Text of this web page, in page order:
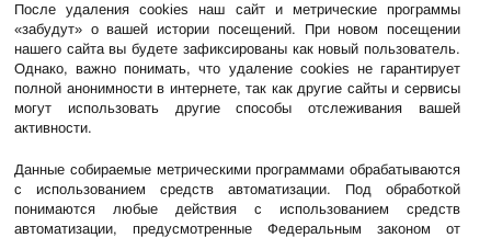
После удаления cookies наш сайт и метрические программы
«забудут» о вашей истории посещений. При новом посещении
нашего сайта вы будете зафиксированы как новый пользователь.
Однако, важно понимать, что удаление cookies не гарантирует
полной анонимности в интернете, так как другие сайты и сервисы
могут использовать другие способы отслеживания вашей
активности.
Данные собираемые метрическими программами обрабатываются
с использованием средств автоматизации. Под обработкой
понимаются любые действия с использованием средств
автоматизации, предусмотренные Федеральным законом от